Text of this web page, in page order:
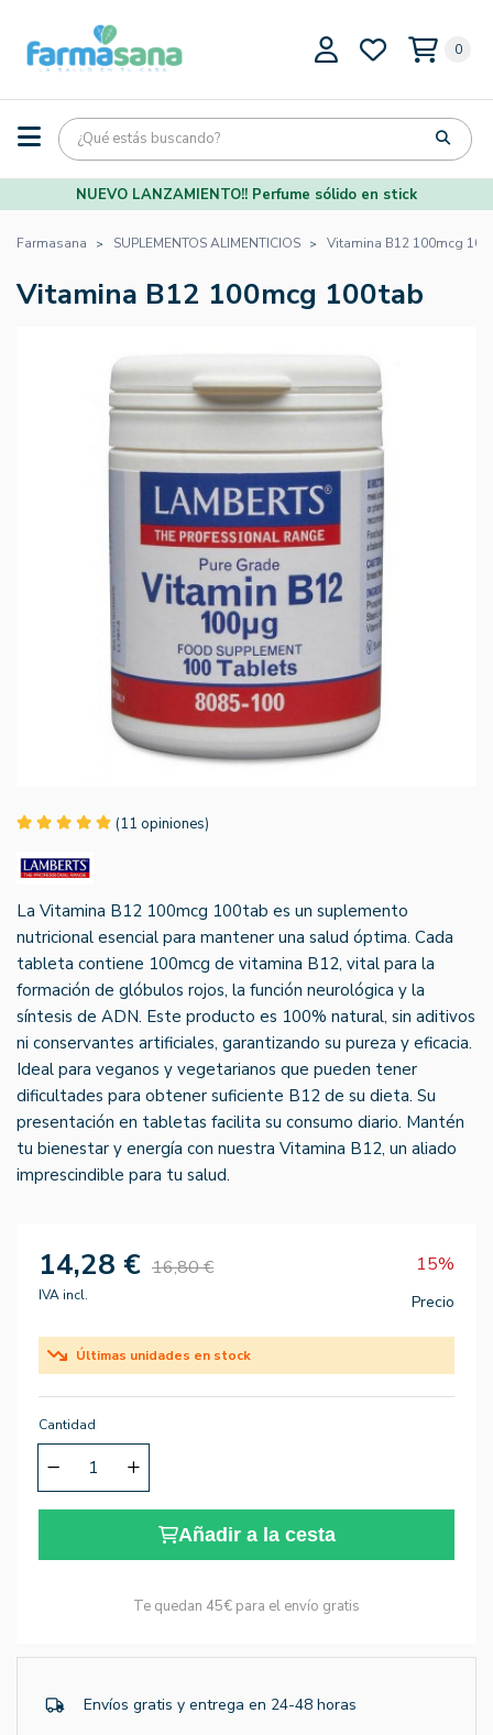
0
NUEVO LANZAMIENTO!! Perfume sólido en stick
Farmasana SUPLEMENTOS ALIMENTICIOS Vitamina B12 100mcg
Vitamina B12 100mcg 100tab
(11 opiniones)
La Vitamina B12 100mcg 100tab es un suplemento
nutricional esencial para mantener una salud óptima. Cada
tableta contiene 100mcg de vitamina B12, vital para la
formación de glóbulos rojos, la función neurológica y la
síntesis de ADN. Este producto es 100% natural, sin aditivos
ni conservantes artificiales, garantizando su pureza y eficacia.
Ideal para veganos y vegetarianos que pueden tener
dificultades para obtener suficiente B12 de su dieta. Su
presentación en tabletas facilita su consumo diario. Mantén
tu bienestar y energía con nuestra Vitamina B12, un aliado
imprescindible para tu salud.
14,28 € 16,80 € 15%
IVA incl. Precio
Últimas unidades en stock
Cantidad
Añadir a la cesta
Te quedan 45€ para el envío gratis
Envíos gratis y entrega en 24-48 horas